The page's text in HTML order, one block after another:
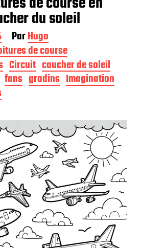
du soleil
ParHugo
de course
Circuit coucher de soleil
fans gradins Imagination